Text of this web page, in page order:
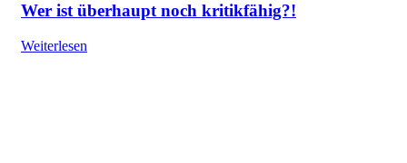
Wer ist überhaupt noch kritikfähig?!
Weiterlesen